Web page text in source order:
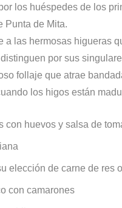
los huéspedes de los
Punta de Mita.
a las hermosas higueras
por sus
follaje que atrae
los higos están
con huevos y salsa de
elección de carne de res
con camarones